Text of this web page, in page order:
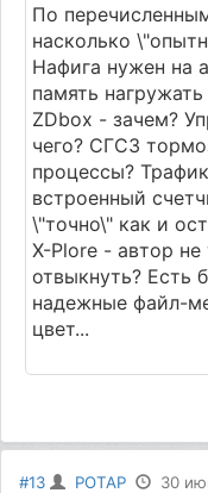
По
насколько
Нафига нужен на
память
ZDbox - зачем?
чего? СГС3
процессы?
встроенный
\"точно\" как и
X-Plore - автор
отвыкнуть? Есть
надежные файл-
цвет...
#13 POTAP 30